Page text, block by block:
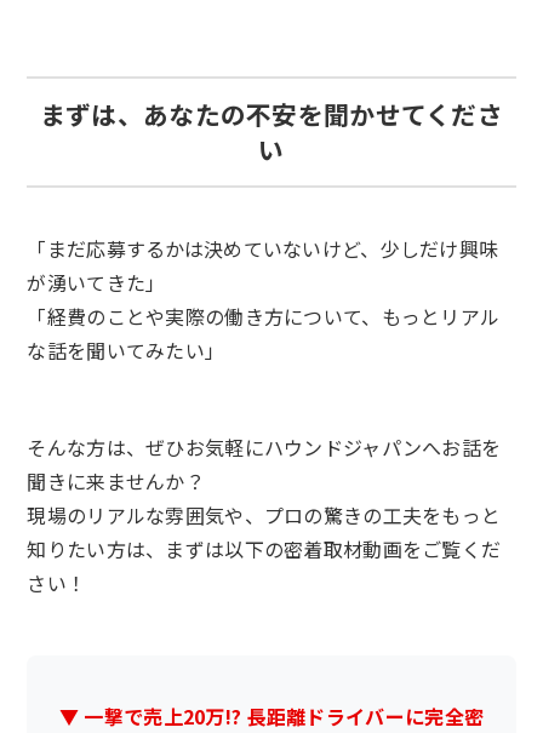
まずは、あなたの不安を聞かせてくださ
い
「まだ応募するかは決めていないけど、少しだけ興味
が湧いてきた」
「経費のことや実際の働き方について、もっとリアル
な話を聞いてみたい」
そんな方は、ぜひお気軽にハウンドジャパンへお話を
聞きに来ませんか？
現場のリアルな雰囲気や、プロの驚きの工夫をもっと
知りたい方は、まずは以下の密着取材動画をご覧くだ
さい！
▼ 一撃で売上20万!? 長距離ドライバーに完全密